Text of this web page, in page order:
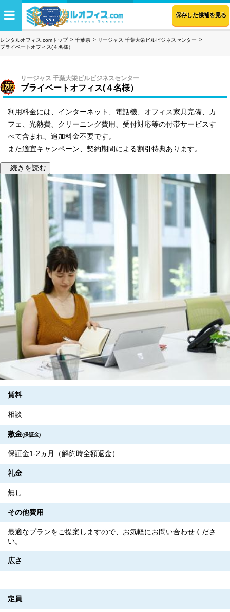
保存した候補を見る
レンタルオフィス.comトップ 千葉県
リージャス 千葉大栄ビルビジネスセンター
プライベートオフィス(４名様）
リージャス 千葉大栄ビルビジネスセンター
プライベートオフィス(４名様）
利用料金には、インターネット、電話機、オフィス家具完備、カ
フェ、光熱費、クリーニング費用、受付対応等の付帯サービスす
べて含まれ、追加料金不要です。
また適宜キャンペーン、契約期間による割引特典あります。
...続きを読む
賃料
相談
敷金(保証金)
保証金1-2ヵ月（解約時全額返金）
礼金
無し
その他費用
最適なプランをご提案しますので、お気軽にお問い合わせくださ
い。
広さ
―
定員